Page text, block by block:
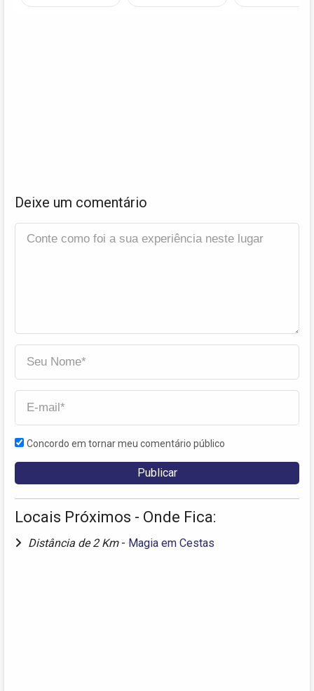
Deixe um comentário
Concordo em tornar meu comentário público
Locais Próximos - Onde Fica:
Distância de 2 Km - Magia em Cestas